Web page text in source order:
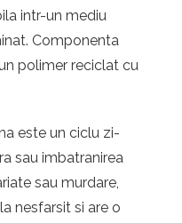
intr-un mediu
Componenta
polimer reciclat cu
este un ciclu zi-
sau imbatranirea
sau murdare,
nesfarsit si are o